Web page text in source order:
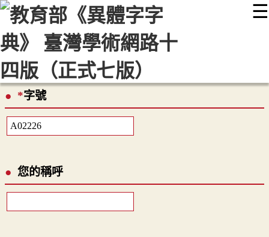
☰
::: 最新消息 常見問題 編輯說明
顯示模式
網站導覽
*字號
您的稱呼